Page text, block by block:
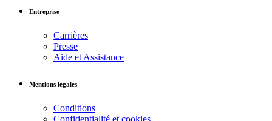
Entreprise
Carrières
Presse
Aide et Assistance
Mentions légales
Conditions
Confidentialité et cookies